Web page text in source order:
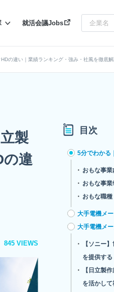
就活会議Jobs
の違い｜業績ランキング・強み・社風を徹底解
製
の違
845 VIEWS
目次
5分でわかる
おもな事業
おもな事業
おもな職種
大手電機メ
大手電機メ
【ソニー
を提供する
【日立製
を活かし